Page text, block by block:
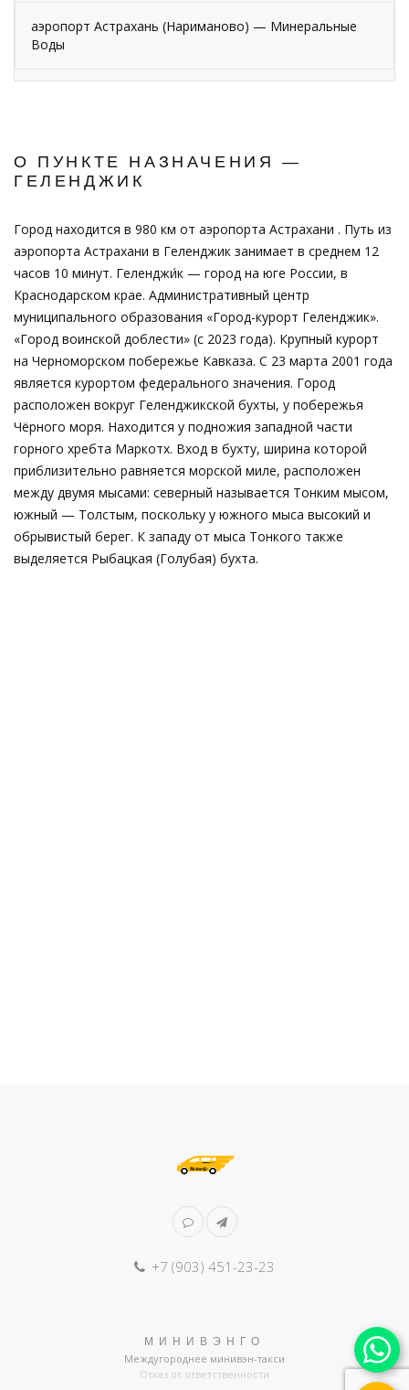
аэропорт Астрахань (Нариманово) — Минеральные
Воды
О ПУНКТЕ НАЗНАЧЕНИЯ —
ГЕЛЕНДЖИК
Город находится в 980 км от аэропорта Астрахани . Путь из
аэропорта Астрахани в Геленджик занимает в среднем 12
часов 10 минут. Геленджи́к — город на юге России, в
Краснодарском крае. Административный центр
муниципального образования «Город-курорт Геленджик».
«Город воинской доблести» (с 2023 года). Крупный курорт
на Черноморском побережье Кавказа. С 23 марта 2001 года
является курортом федерального значения. Город
расположен вокруг Геленджикской бухты, у побережья
Чёрного моря. Находится у подножия западной части
горного хребта Маркотх. Вход в бухту, ширина которой
приблизительно равняется морской миле, расположен
между двумя мысами: северный называется Тонким мысом,
южный — Толстым, поскольку у южного мыса высокий и
обрывистый берег. К западу от мыса Тонкого также
выделяется Рыбацкая (Голубая) бухта.
+7 (903) 451-23-23
МИНИВЭНГО
Междугороднее минивэн-такси
Отказ от ответственности